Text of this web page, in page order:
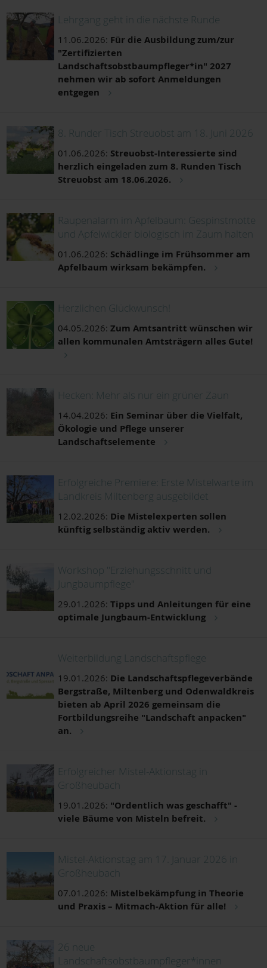
Lehrgang geht in die nächste Runde
11.06.2026: Für die Ausbildung zum/zur
"Zertifizierten
Landschaftsobstbaumpfleger*in" 2027
nehmen wir ab sofort Anmeldungen
entgegen
8. Runder Tisch Streuobst am 18. Juni 2026
01.06.2026: Streuobst-Interessierte sind
herzlich eingeladen zum 8. Runden Tisch
Streuobst am 18.06.2026.
Raupenalarm im Apfelbaum: Gespinstmotte
und Apfelwickler biologisch im Zaum halten
01.06.2026: Schädlinge im Frühsommer am
Apfelbaum wirksam bekämpfen.
Herzlichen Glückwunsch!
04.05.2026:Zum Amtsantritt wünschen wir
allen kommunalen Amtsträgern alles Gute!
Hecken: Mehr als nur ein grüner Zaun
14.04.2026: Ein Seminar über die Vielfalt,
Ökologie und Pflege unserer
Landschaftselemente
Erfolgreiche Premiere: Erste Mistelwarte im
Landkreis Miltenberg ausgebildet
12.02.2026: Die Mistelexperten sollen
künftig selbständig aktiv werden.
Workshop "Erziehungsschnitt und
Jungbaumpflege"
29.01.2026:Tipps und Anleitungen für eine
optimale Jungbaum-Entwicklung
Weiterbildung Landschaftspflege
19.01.2026: Die Landschaftspflegeverbände
Bergstraße, Miltenberg und Odenwaldkreis
bieten ab April 2026 gemeinsam die
Fortbildungsreihe "Landschaft anpacken"
an.
Erfolgreicher Mistel-Aktionstag in
Großheubach
19.01.2026: "Ordentlich was geschafft" -
viele Bäume von Misteln befreit.
Mistel-Aktionstag am 17. Januar 2026 in
Großheubach
07.01.2026: Mistelbekämpfung in Theorie
und Praxis – Mitmach-Aktion für alle!
26 neue
Landschaftsobstbaumpfleger*innen